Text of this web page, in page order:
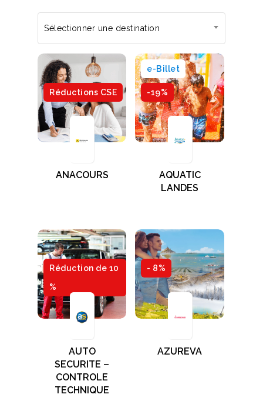
Sélectionner une destination
Réductions CSE
ANACOURS
-19%
e-Billet
AQUATIC
LANDES
Réduction de 10
%
AUTO
SECURITE –
CONTROLE
TECHNIQUE
- 8%
AZUREVA